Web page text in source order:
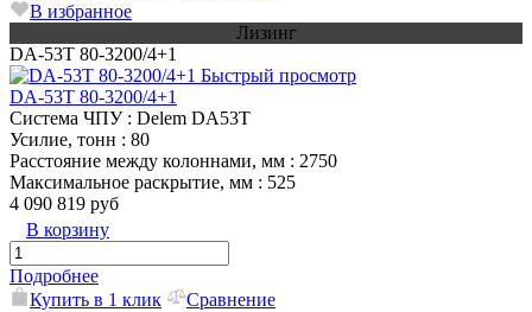
В избранное
Лизинг
DA-53T 80-3200/4+1
Быстрый просмотр
DA-53T 80-3200/4+1
Система ЧПУ: Delem DA53T
Усилие, тонн : 80
Расстояние между колоннами, мм : 2750
Максимальное раскрытие, мм : 525
4 090 819 руб
В корзину
Подробнее
Купить в 1 клик
Сравнение